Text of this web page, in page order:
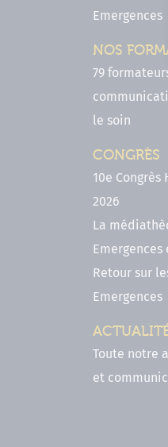
Emergences
NOS
79
le soin
CONGRÈS
10e
2026
La
Retour sur
Emergences
Toute notre
et